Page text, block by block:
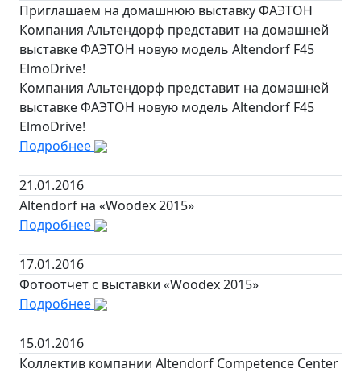
Приглашаем на домашнюю выставку ФАЭТОН
Компания Альтендорф представит на домашней
выставке ФАЭТОН новую модель Altendorf F45
ElmoDrive!
Компания Альтендорф представит на домашней
выставке ФАЭТОН новую модель Altendorf F45
ElmoDrive!
Подробнее
21.01.2016
Altendorf на «Woodex 2015»
Подробнее
17.01.2016
Фотоотчет с выставки «Woodex 2015»
Подробнее
15.01.2016
Коллектив компании Altendorf Competence Center